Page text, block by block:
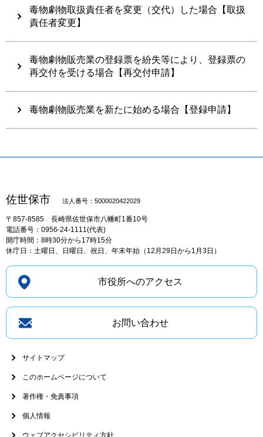
毒物劇物取扱責任者を変更（交代）した場合【取扱
責任者変更】
毒物劇物販売業の登録票を紛失等により、登録票の
再交付を受ける場合【再交付申請】
毒物劇物販売業を新たに始める場合【登録申請】
佐世保市 法人番号：5000020422029
〒857-8585 長崎県佐世保市八幡町1番10号
電話番号：0956-24-1111(代表)
開庁時間：8時30分から17時15分
休庁日：土曜日、日曜日、祝日、年末年始（12月29日から1月3日）
市役所へのアクセス
お問い合わせ
サイトマップ
このホームページについて
著作権・免責事項
個人情報
ウェブアクセシビリティ方針